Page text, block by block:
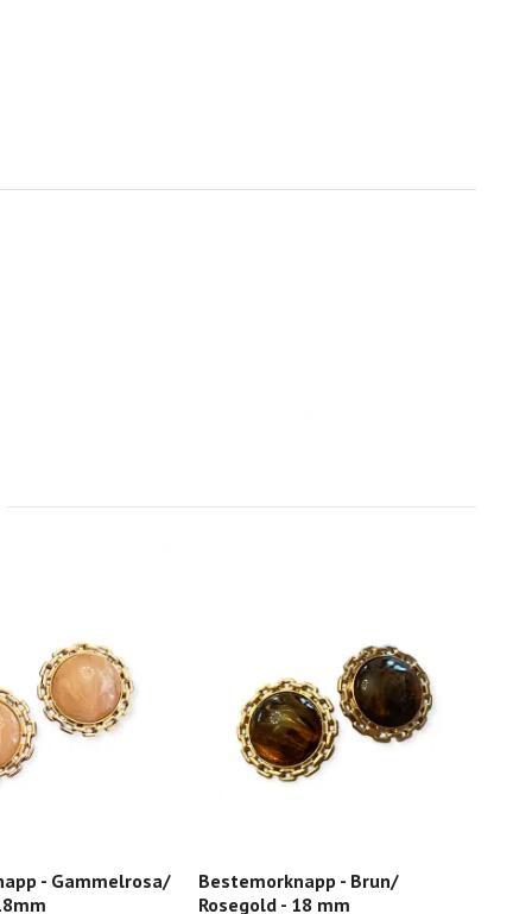
- Gammelrosa/
Bestemorknapp - Brun/
Rosegold - 18 mm